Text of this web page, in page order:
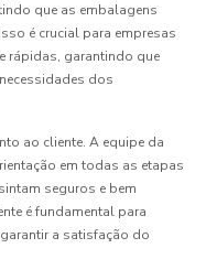
que as embalagens
é crucial para empresas
rápidas, garantindo que
dos
ao cliente. A equipe da
em todas as etapas
seguros e bem
é fundamental para
a satisfação do